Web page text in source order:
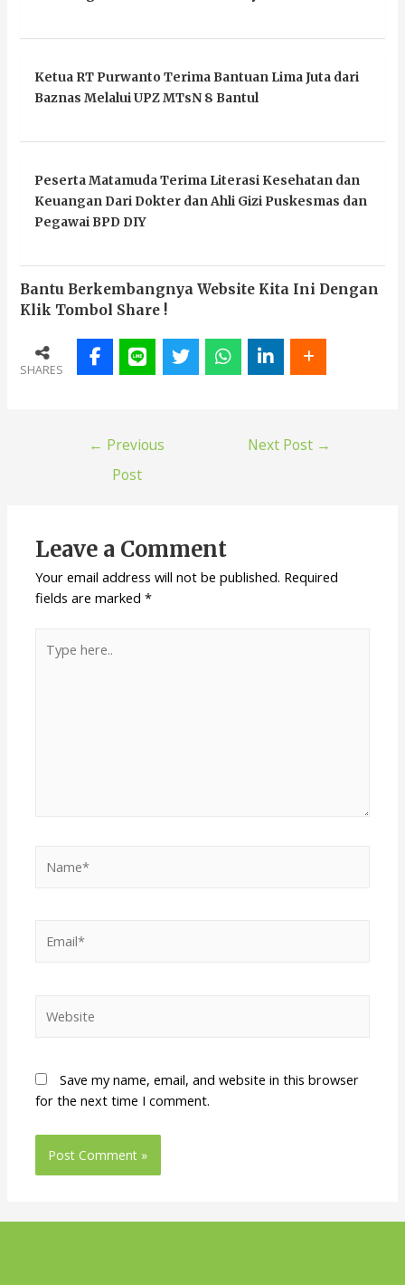
Ketua RT Purwanto Terima Bantuan Lima Juta dari
Baznas Melalui UPZ MTsN 8 Bantul
Peserta Matamuda Terima Literasi Kesehatan dan
Keuangan Dari Dokter dan Ahli Gizi Puskesmas dan
Pegawai BPD DIY
Bantu Berkembangnya Website Kita Ini Dengan
Klik Tombol Share !
SHARES
← Previous
Post
Next Post →
Leave a Comment
Your email address will not be published. Required
fields are marked*
Save my name, email, and website in this browser
for the next time I comment.